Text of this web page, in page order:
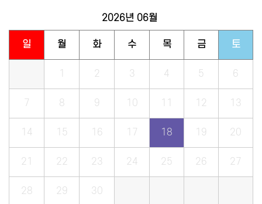
2026년 06월
일 월 화 수 목 금 토
1 2 3 4 5 6
7 8 9 10 11 12 13
14 15 16 17 18 19 20
21 22 23 24 25 26 27
28 29 30